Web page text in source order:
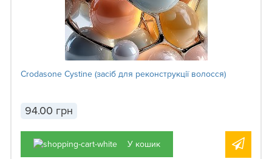
Crodasone Cystine (засіб для реконструкції волосся)
94.00 грн
У кошик